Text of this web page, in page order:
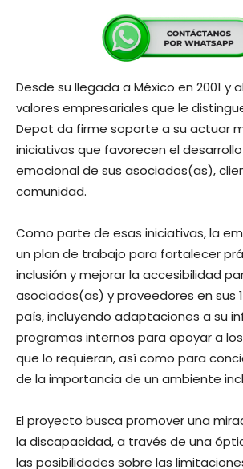
Desde su llegada a México en 2001 y
valores empresariales que le
Depot da firme soporte a su actuar
iniciativas que favorecen el
emocional de sus asociados(as),
comunidad.
Como parte de esas iniciativas, la
un plan de trabajo para fortalecer
inclusión y mejorar la accesibilidad
asociados(as) y proveedores en sus
país, incluyendo adaptaciones a su
programas internos para apoyar a
que lo requieran, así como para
de la importancia de un ambiente
El proyecto busca promover una
la discapacidad, a través de una
las posibilidades sobre las